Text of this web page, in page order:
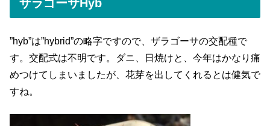
ザラゴーサHyb
”hyb”は”hybrid”の略字ですので、ザラゴーサの交配種で
す。交配式は不明です。ダニ、日焼けと、今年はかなり痛
めつけてしまいましたが、花芽を出してくれるとは健気で
すね。